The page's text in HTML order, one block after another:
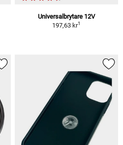
Universalbrytare 12V
197,63 kr1